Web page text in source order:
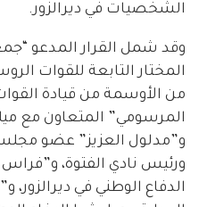
الشخصيات في ديرالزور.
وقد شمل القرار المدعو
المختار التابعة للقوات
من الأوسمة من قيادة
المرسومي” المتعاون مع
و”مدلول العزيز” عضو
ورئيس نادي الفتوة، و”فراس
الدفاع الوطني في